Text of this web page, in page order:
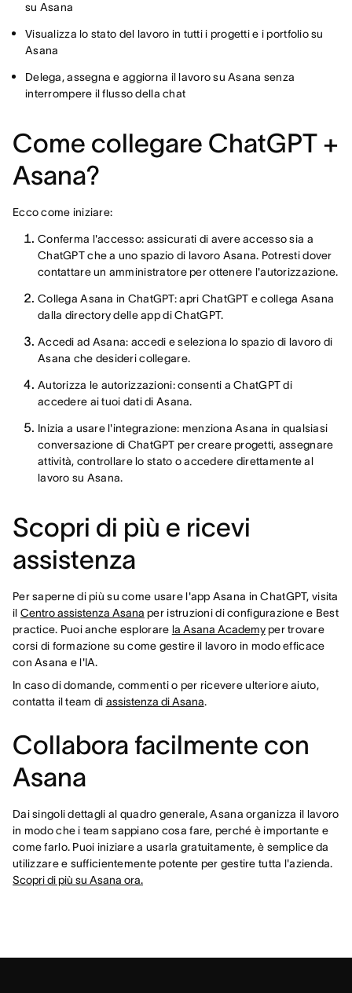
su Asana
Visualizza lo stato del lavoro in tutti i progetti e i portfolio su
Asana
Delega, assegna e aggiorna il lavoro su Asana senza
interrompere il flusso della chat
Come collegare ChatGPT +
Asana?
Ecco come iniziare:
Conferma l'accesso: assicurati di avere accesso sia a
ChatGPT che a uno spazio di lavoro Asana. Potresti dover
contattare un amministratore per ottenere l'autorizzazione.
Collega Asana in ChatGPT: apri ChatGPT e collega Asana
dalla directory delle app di ChatGPT.
Accedi ad Asana: accedi e seleziona lo spazio di lavoro di
Asana che desideri collegare.
Autorizza le autorizzazioni: consenti a ChatGPT di
accedere ai tuoi dati di Asana.
Inizia a usare l'integrazione: menziona Asana in qualsiasi
conversazione di ChatGPT per creare progetti, assegnare
attività, controllare lo stato o accedere direttamente al
lavoro su Asana.
Scopri di più e ricevi
assistenza
Per saperne di più su come usare l'app Asana in ChatGPT, visita
il Centro assistenza Asana per istruzioni di configurazione e Best
practice. Puoi anche esplorare la Asana Academyper trovare
corsi di formazione su come gestire il lavoro in modo efficace
con Asana e l'IA.
In caso di domande, commenti o per ricevere ulteriore aiuto,
contatta il team di assistenza di Asana.
Collabora facilmente con
Asana
Dai singoli dettagli al quadro generale, Asana organizza il lavoro
in modo che i team sappiano cosa fare, perché è importante e
come farlo. Puoi iniziare a usarla gratuitamente, è semplice da
utilizzare e sufficientemente potente per gestire tutta l'azienda.
Scopri di più su Asana ora.